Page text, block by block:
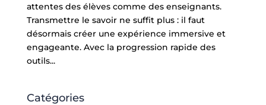
attentes des élèves comme des enseignants.
Transmettre le savoir ne suffit plus : il faut
désormais créer une expérience immersive et
engageante. Avec la progression rapide des
outils...
Catégories